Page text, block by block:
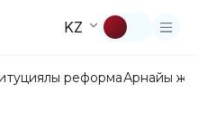
KZ
реформаАрнайы